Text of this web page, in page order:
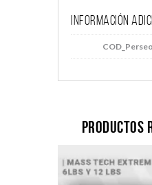
Información
COD_Perseo
Productos